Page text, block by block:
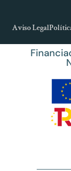
Aviso Legal